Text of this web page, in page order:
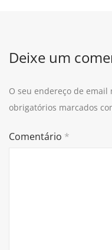
Deixe um
O seu endereço de email
obrigatórios marcados
Comentário *